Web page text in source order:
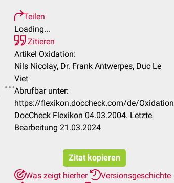
Teilen
Loading...
Zitieren
Artikel Oxidation:
Nils Nicolay, Dr. Frank Antwerpes, Duc Le
Viet
Abrufbar unter:
https://flexikon.doccheck.com/de/Oxidation
DocCheck Flexikon 04.03.2004. Letzte
Bearbeitung 21.03.2024
Zitat kopieren
Was zeigt hierher
Versionsgeschichte